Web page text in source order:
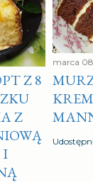
Z 8
Z
I
marca